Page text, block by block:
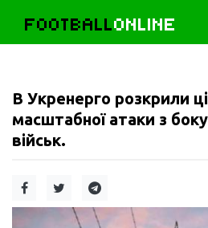
FOOTBALLONLINE
В Укренерго розкрили
масштабної атаки з
військ.